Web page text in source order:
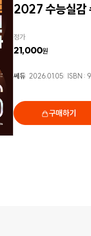
2027 수능실감
정가
21,000원
쎄듀 2026.01.05 ISBN :
구매하기